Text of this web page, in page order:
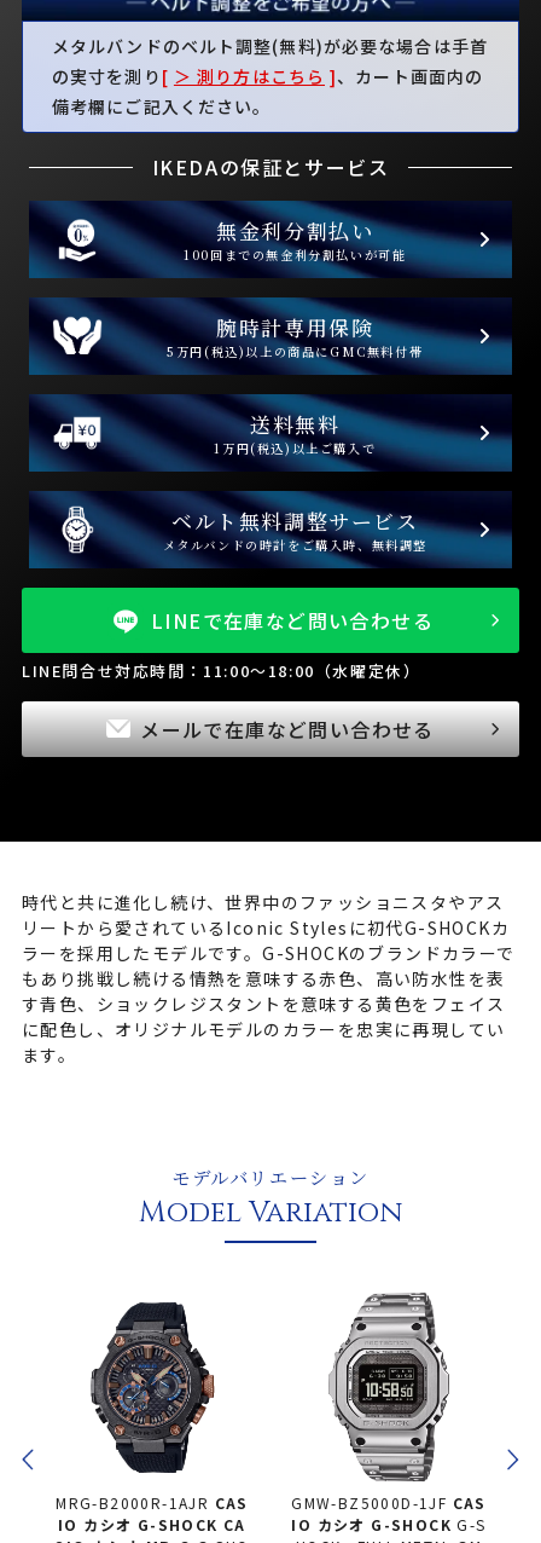
メタルバンドのベルト調整(無料)が必要な場合は手首
の実寸を測り [ ＞ 測り方はこちら ]、カート画面内の
備考欄にご記入ください。
IKEDAの保証とサービス
無金利分割払い
100回までの無金利分割払いが可能
腕時計専用保険
5万円(税込)以上の商品にGMC無料付帯
送料無料
1万円(税込)以上ご購入で
ベルト無料調整サービス
メタルバンドの時計をご購入時、無料調整
LINEで在庫など問い合わせる
LINE問合せ対応時間：11:00～18:00（水曜定休）
メールで在庫など問い合わせる
時代と共に進化し続け、世界中のファッショニスタやアス
リートから愛されているIconic Stylesに初代G-SHOCKカ
ラーを採用したモデルです。G-SHOCKのブランドカラーで
もあり挑戦し続ける情熱を意味する赤色、高い防水性を表
す青色、ショックレジスタントを意味する黄色をフェイス
に配色し、オリジナルモデルのカラーを忠実に再現してい
ます。
モデルバリエーション
Model Variation
GMW-BZ5000D-1JF CAS
IO カシオ G-SHOCK G-S
GMW-BZ5000GD-9JF CA
SIO カシオ G-SHOCKG-